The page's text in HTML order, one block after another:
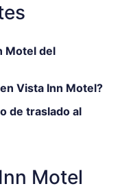
Motel del
Vista Inn Motel?
de traslado al
Motel